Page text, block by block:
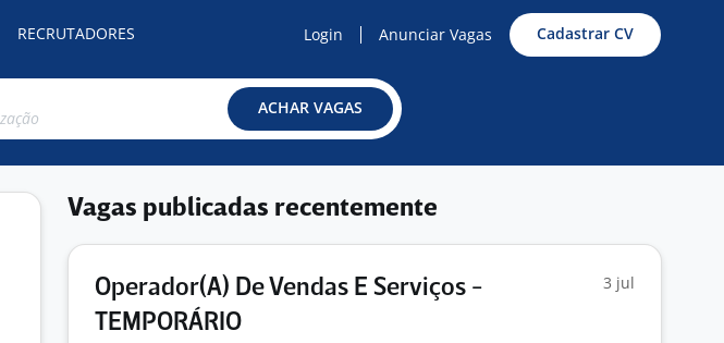
RECRUTADORES Login Anunciar Vagas Cadastrar CV
ACHAR VAGAS
Vagas publicadas recentemente
Operador(A) De Vendas E Serviços -
TEMPORÁRIO
3 jul